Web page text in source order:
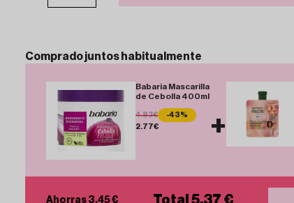
Compradojuntos habitualmente
Babaria Mascarilla
de Cebolla 400ml
4.83€
-43%
2.77€
+
Ahorras 3.45 € Total 5.37 €